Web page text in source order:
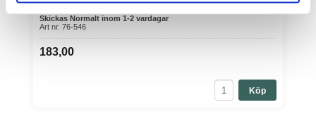
Skickas Normalt inom 1-2 vardagar
Art nr. 76-546
183,00
Köp